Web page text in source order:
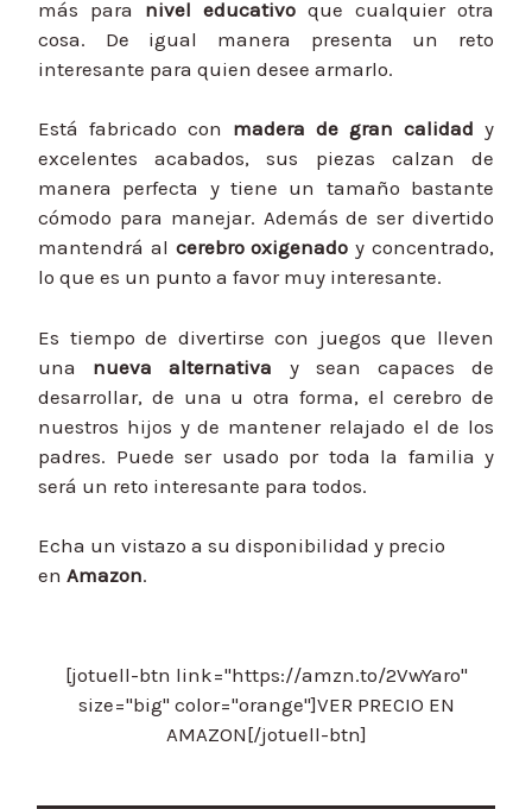
más para nivel educativo que cualquier otra
cosa. De igual manera presenta un reto
interesante para quien desee armarlo.
Está fabricado con madera de gran calidad y
excelentes acabados, sus piezas calzan de
manera perfecta y tiene un tamaño bastante
cómodo para manejar. Además de ser divertido
mantendrá al cerebro oxigenado y concentrado,
lo que es un punto a favor muy interesante.
Es tiempo de divertirse con juegos que lleven
una nueva alternativa y sean capaces de
desarrollar, de una u otra forma, el cerebro de
nuestros hijos y de mantener relajado el de los
padres. Puede ser usado por toda la familia y
será un reto interesante para todos.
Echa un vistazo a su disponibilidad y precio
en Amazon.
[jotuell-btn link="https://amzn.to/2VwYaro"
size="big" color="orange"]VER PRECIO EN
AMAZON[/jotuell-btn]